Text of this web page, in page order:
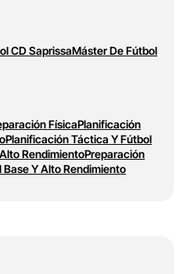
CD SaprissaMáster De Fútbol
FísicaPlanificación
Planificación Táctica Y Fútbol
RendimientoPreparación
Base Y Alto Rendimiento